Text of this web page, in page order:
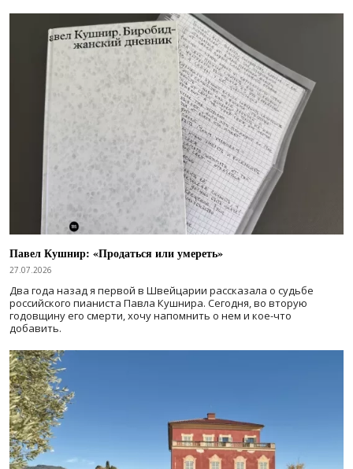
Павел Кушнир: «Продаться или умереть»
27.07.2026
Два года назад я первой в Швейцарии рассказала о судьбе
российского пианиста Павла Кушнира. Сегодня, во вторую
годовщину его смерти, хочу напомнить о нем и кое-что
добавить.